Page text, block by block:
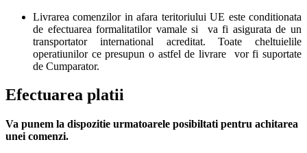
Livrarea comenzilor in afara teritoriului UE este conditionata
de efectuarea formalitatilor vamale si va fi asigurata de un
transportator international acreditat. Toate cheltuielile
operatiunilor ce presupun o astfel de livrare vor fi suportate
de Cumparator.
Efectuarea platii
Va punem la dispozitie urmatoarele posibiltati pentru achitarea
unei comenzi.